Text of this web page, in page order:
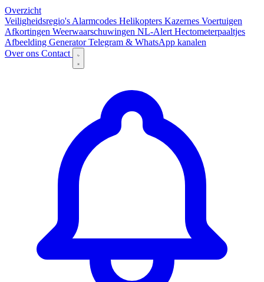
Overzicht
Veiligheidsregio's Alarmcodes Helikopters Kazernes Voertuigen
Afkortingen Weerwaarschuwingen NL-Alert Hectometerpaaltjes
Afbeelding GeneratorTelegram & WhatsApp kanalen
Over ons Contact